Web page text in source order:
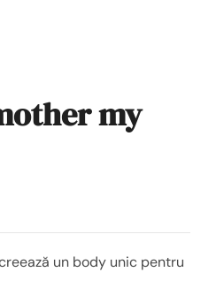
my
un body unic pentru